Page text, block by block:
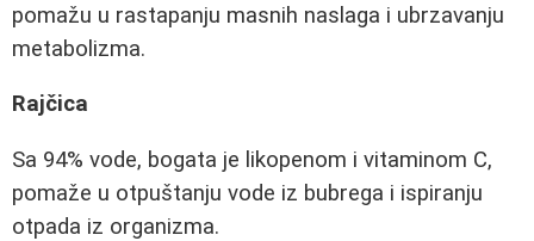
pomažu u rastapanju masnih naslaga i ubrzavanju
metabolizma.
Rajčica
Sa 94% vode, bogata je likopenom i vitaminom C,
pomaže u otpuštanju vode iz bubrega i ispiranju
otpada iz organizma.